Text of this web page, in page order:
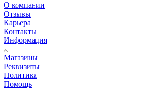
О компании
Отзывы
Карьера
Контакты
Информация
Магазины
Реквизиты
Политика
Помощь